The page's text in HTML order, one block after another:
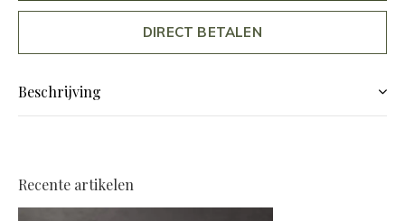
DIRECT BETALEN
Beschrijving
Recente artikelen